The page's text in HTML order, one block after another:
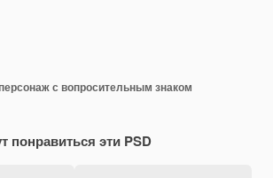
с вопросительным знаком
понравиться эти PSD